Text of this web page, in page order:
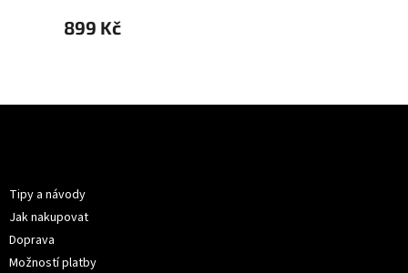
899 Kč
Tipy a návody
Jak nakupovat
Doprava
Možností platby